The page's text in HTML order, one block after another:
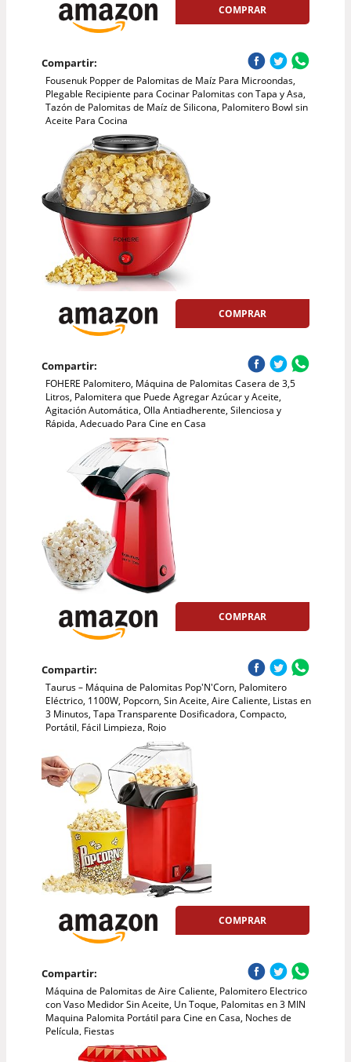
COMPRAR
Compartir:
Fousenuk Popper de Palomitas de Maíz Para Microondas,
Plegable Recipiente para Cocinar Palomitas con Tapa y Asa,
Tazón de Palomitas de Maíz de Silicona, Palomitero Bowl sin
Aceite Para Cocina
COMPRAR
Compartir:
FOHERE Palomitero, Máquina de Palomitas Casera de 3,5
Litros, Palomitera que Puede Agregar Azúcar y Aceite,
Agitación Automática, Olla Antiadherente, Silenciosa y
Rápida, Adecuado Para Cine en Casa
COMPRAR
Compartir:
Taurus – Máquina de Palomitas Pop'N'Corn, Palomitero
Eléctrico, 1100W, Popcorn, Sin Aceite, Aire Caliente, Listas en
3 Minutos, Tapa Transparente Dosificadora, Compacto,
Portátil, Fácil Limpieza, Rojo
COMPRAR
Compartir:
Máquina de Palomitas de Aire Caliente, Palomitero Electrico
con Vaso Medidor Sin Aceite, Un Toque, Palomitas en 3 MIN
Maquina Palomita Portátil para Cine en Casa, Noches de
Película, Fiestas